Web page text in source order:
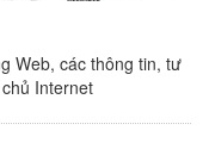
Web, các thông tin, tư
Internet